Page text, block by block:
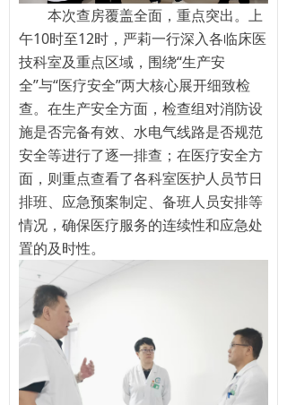
本次查房覆盖全面，重点突出。上
午10时至12时，严莉一行深入各临床医
技科室及重点区域，围绕“生产安
全”与“医疗安全”两大核心展开细致检
查。在生产安全方面，检查组对消防设
施是否完备有效、水电气线路是否规范
安全等进行了逐一排查；在医疗安全方
面，则重点查看了各科室医护人员节日
排班、应急预案制定、备班人员安排等
情况，确保医疗服务的连续性和应急处
置的及时性。